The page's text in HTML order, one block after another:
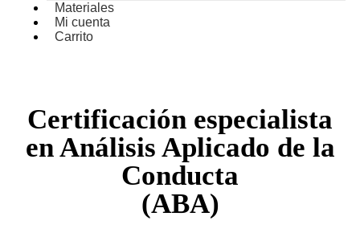
Materiales
Mi cuenta
Carrito
Certificación especialista
en Análisis Aplicado de la
Conducta
(ABA)